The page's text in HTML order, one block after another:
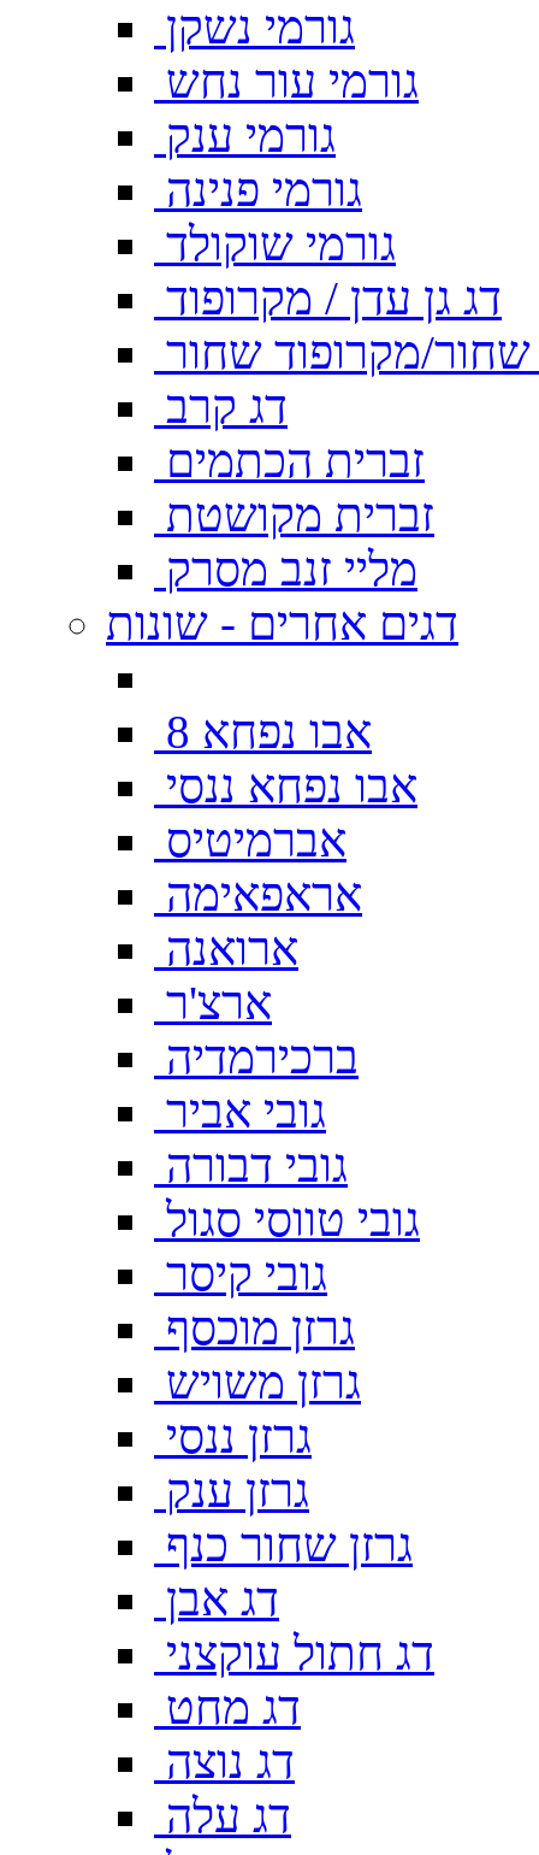
גורמי נשקן
גורמי עור נחש
גורמי ענק
גורמי פנינה
גורמי שוקולד
דג גן עדן / מקרופוד
שחור/מקרופוד שחור
דג קרב
זברית הכתמים
זברית מקושטת
מליי זנב מסרק
דגים אחרים - שונות
אבו נפחא 8
אבו נפחא ננסי
אברמיטיס
אראפאימה
ארואנה
ארצ'ר
ברכירמדיה
גובי אביר
גובי דבורה
גובי טווסי סגול
גובי קיסר
גרזן מוכסף
גרזן משויש
גרזן ננסי
גרזן ענק
גרזן שחור כנף
דג אבן
דג חתול עוקצני
דג מחט
דג נוצה
דג עלה